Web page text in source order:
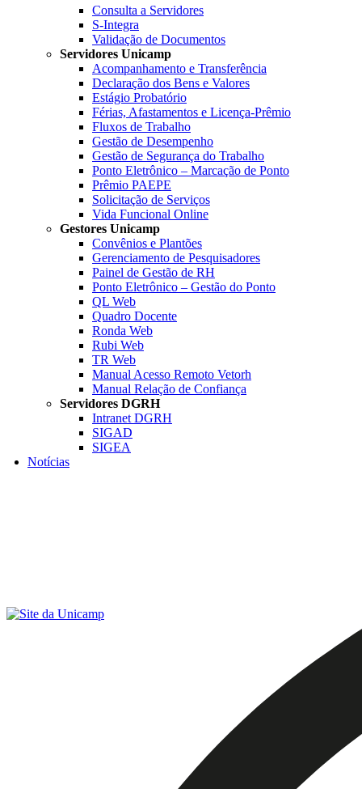
Consulta a Servidores
S-Integra
Validação de Documentos
Servidores Unicamp
Acompanhamento e Transferência
Declaração dos Bens e Valores
Estágio Probatório
Férias, Afastamentos e Licença-Prêmio
Fluxos de Trabalho
Gestão de Desempenho
Gestão de Segurança do Trabalho
Ponto Eletrônico – Marcação de Ponto
Prêmio PAEPE
Solicitação de Serviços
Vida Funcional Online
Gestores Unicamp
Convênios e Plantões
Gerenciamento de Pesquisadores
Painel de Gestão de RH
Ponto Eletrônico – Gestão do Ponto
QL Web
Quadro Docente
Ronda Web
Rubi Web
TR Web
Manual Acesso Remoto Vetorh
Manual Relação de Confiança
Servidores DGRH
Intranet DGRH
SIGAD
SIGEA
Notícias